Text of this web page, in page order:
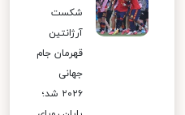
شکست
آرژانتین
قهرمان جام
جهانی
۲۰۲۶ شد؛